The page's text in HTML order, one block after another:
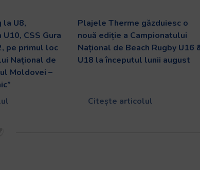
la U8,
CSS Gura
pe primul loc
Național de
Moldovei –
Plajele Therme găzduiesc o
nouă ediție a Campionatului
Național de Beach Rugby U16
U18 la începutul lunii august
Citește articolul